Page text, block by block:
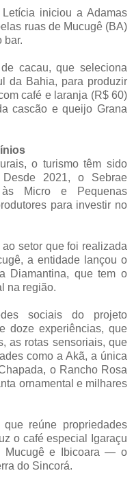
iniciou a Adamas
ruas de Mucugê (BA)
bar.
cacau, que seleciona
da Bahia, para produzir
café e laranja (R$ 60)
cascão e queijo Grana
o turismo têm sido
2021, o Sebrae
Micro e Pequenas
para investir no
setor que foi realizada
a entidade lançou o
Diamantina, que tem o
na região.
sociais do projeto
doze experiências, que
as rotas sensoriais, que
como a Akã, a única
o Rancho Rosa
ornamental e milhares
reúne propriedades
o café especial Igaraçu
Mucugê e Ibicoara — o
do Sincorá.